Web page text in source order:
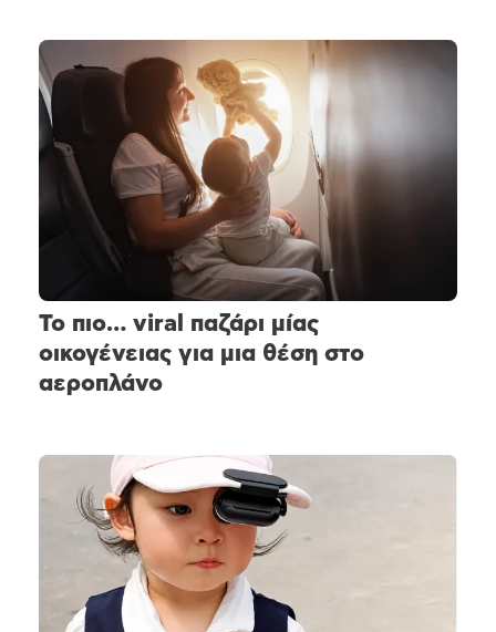
Το πιο… viral παζάρι μίας
οικογένειας για μια θέση στο
αεροπλάνο